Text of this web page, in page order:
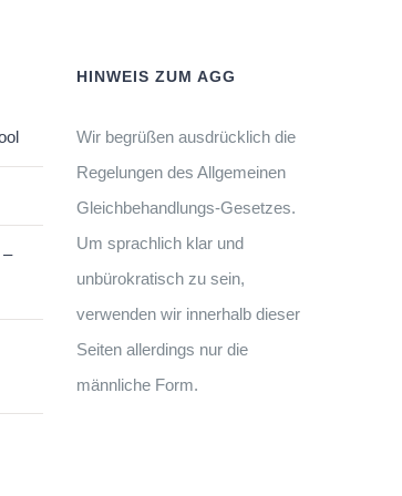
–
HINWEIS ZUM AGG
Wir begrüßen ausdrücklich die
Regelungen des Allgemeinen
Gleichbehandlungs-Gesetzes.
Um sprachlich klar und
unbürokratisch zu sein,
verwenden wir innerhalb dieser
Seiten allerdings nur die
männliche Form.